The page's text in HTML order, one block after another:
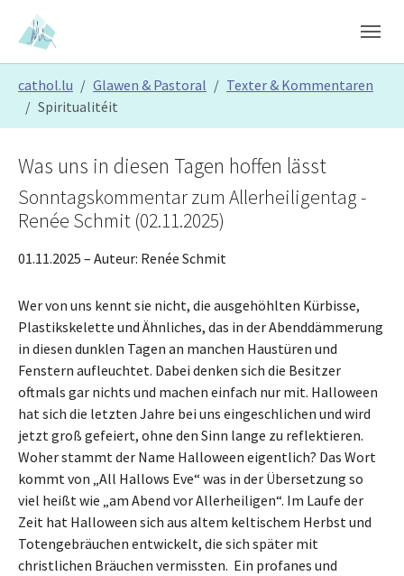
Skip to main content
Skip to page footer
cathol.lu Glawen & Pastoral
Texter & Kommentaren
Spiritualitéit
Was uns in diesen Tagen hoffen lässt
Sonntagskommentar zum Allerheiligentag -
Renée Schmit (02.11.2025)
01.11.2025 – Auteur: Renée Schmit
Wer von uns kennt sie nicht, die ausgehöhlten Kürbisse,
Plastikskelette und Ähnliches, das in der Abenddämmerung
in diesen dunklen Tagen an manchen Haustüren und
Fenstern aufleuchtet. Dabei denken sich die Besitzer
oftmals gar nichts und machen einfach nur mit. Halloween
hat sich die letzten Jahre bei uns eingeschlichen und wird
jetzt groß gefeiert, ohne den Sinn lange zu reflektieren.
Woher stammt der Name Halloween eigentlich? Das Wort
kommt von „All Hallows Eve“ was in der Übersetzung so
viel heißt wie „am Abend vor Allerheiligen“. Im Laufe der
Zeit hat Halloween sich aus altem keltischem Herbst und
Totengebräuchen entwickelt, die sich später mit
christlichen Bräuchen vermissten. Ein profanes und